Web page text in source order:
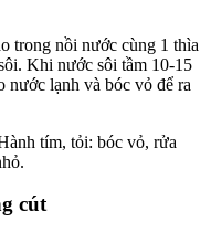
trong nồi nước cùng 1 thìa
Khi nước sôi tầm 10-15
nước lạnh và bóc vỏ để ra
tím, tỏi: bóc vỏ, rửa
cút